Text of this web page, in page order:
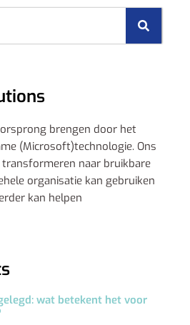
brengen door het
(Microsoft)technologie. Ons
naar bruikbare
organisatie kan gebruiken
kan helpen
wat betekent het voor